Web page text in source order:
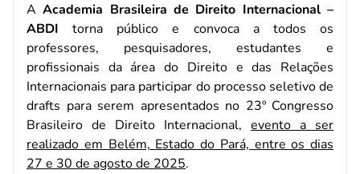
AAcademia Brasileira de Direito Internacional –
ABDI torna público e convoca a todos os
professores, pesquisadores, estudantes e
profissionais da área do Direito e das Relações
Internacionais para participar do processo seletivo de
drafts para serem apresentados no 23º Congresso
Brasileiro de Direito Internacional, evento a ser
realizado em Belém, Estado do Pará, entre os dias
27 e 30 de agosto de 2025.